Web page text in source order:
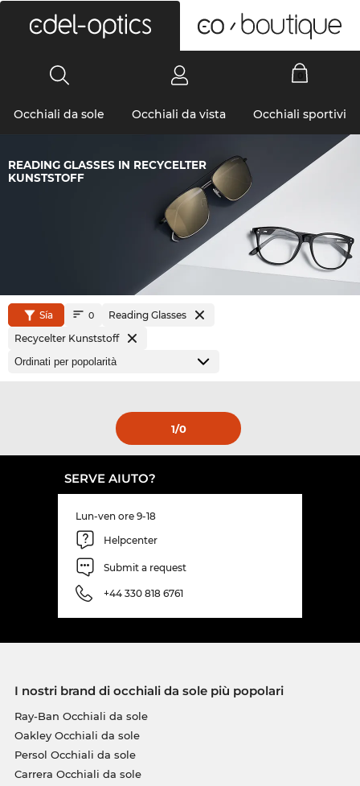
Occhiali da sole Occhiali da vista Occhiali sportivi
READING GLASSES IN RECYCELTER
KUNSTSTOFF
Sía 0
Reading Glasses
Recycelter Kunststoff
1/0
SERVE AIUTO?
Lun-ven ore 9-18
Helpcenter
Submit a request
+44 330 818 6761
I nostri brand di occhiali da sole più popolari
Ray-Ban Occhiali da sole
Oakley Occhiali da sole
Persol Occhiali da sole
Carrera Occhiali da sole